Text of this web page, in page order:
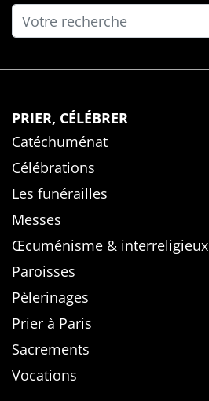
PRIER, CÉLÉBRER
Catéchuménat
Célébrations
Les funérailles
Messes
Œcuménisme & interreligieux
Paroisses
Pèlerinages
Prier à Paris
Sacrements
Vocations